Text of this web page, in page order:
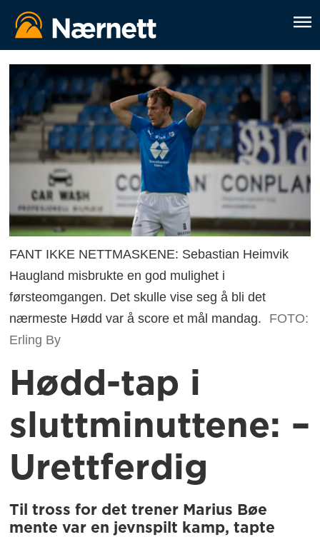
FANT IKKE NETTMASKENE: Sebastian Heimvik
Haugland misbrukte en god mulighet i
førsteomgangen. Det skulle vise seg å bli det
nærmeste Hødd var å score et mål mandag.
FOTO:
Erling By
Hødd-tap i
sluttminuttene: –
Urettferdig
Til tross for det trener Marius Bøe
mente var en jevnspilt kamp, tapte